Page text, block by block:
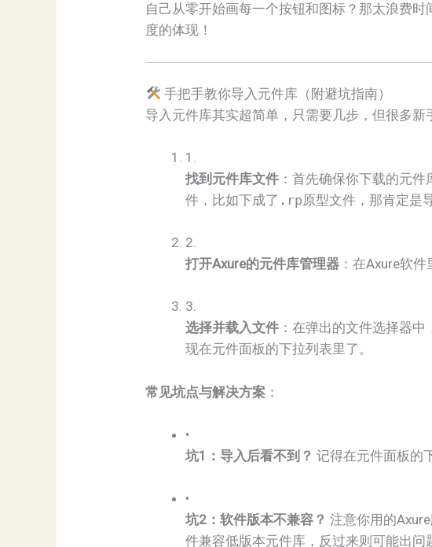
自己从零开始画每一个按钮和图标？那太浪费时
度的体现！
手把手教你导入元件库（附避坑指南）
导入元件库其实超简单，只需要几步，但很多新
1.
​找到元件库文件​ ：首先确保你下载的元件
件，比如下成了 .rp原型文件，那肯定是
2.
​打开Axure的元件库管理器​ ：在Axure软
3.
​选择并载入文件​ ：在弹出的文件选择器
现在元件面板的下拉列表里了。
​常见坑点与解决方案​ ​：
•
​坑1：导入后看不到？​
记得在元件面板的
•
​坑2：软件版本不兼容？​
注意你用的
件兼容低版本元件库，反过来则可能出问